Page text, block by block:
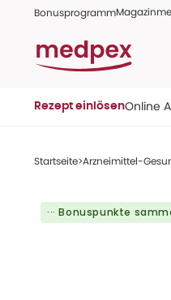
BonusprogrammMagazin
Rezept einlösenOnline
Startseite Arzneimittel-
··· Bonuspunkte